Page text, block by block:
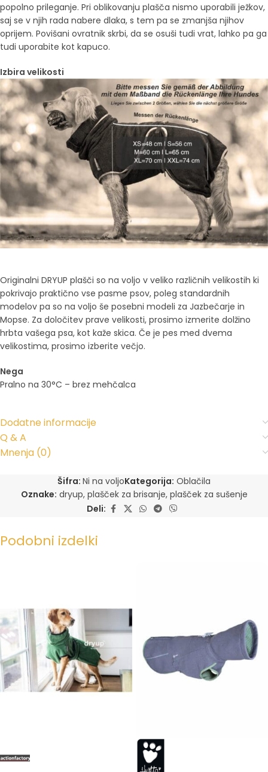
popolno prileganje. Pri oblikovanju plašča nismo uporabili ježkov,
saj se v njih rada nabere dlaka, s tem pa se zmanjša njihov
oprijem. Povišani ovratnik skrbi, da se osuši tudi vrat, lahko pa ga
tudi uporabite kot kapuco.
Izbira velikosti
Originalni DRYUP plašči so na voljo v veliko različnih velikostih ki
pokrivajo praktično vse pasme psov, poleg standardnih
modelov pa so na voljo še posebni modeli za Jazbečarje in
Mopse. Za določitev prave velikosti, prosimo izmerite dolžino
hrbta vašega psa, kot kaže skica. Če je pes med dvema
velikostima, prosimo izberite večjo.
Nega
Pralno na 30°C – brez mehčalca
Dodatne informacije
Q & A
Mnenja (0)
Šifra: Ni na voljoKategorija: Oblačila
Oznake: dryup, plašček za brisanje, plašček za sušenje
Deli:
Podobni izdelki